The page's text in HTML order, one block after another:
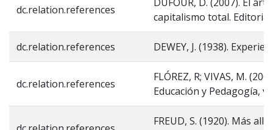
dc.relation.references
capitalismo total.
dc.relation.references DEWEY, J. (1938).
dc.relation.references
FLÓREZ, R; VIVAS, M.
Educación y Pedagogía,
FREUD, S. (1920). Más